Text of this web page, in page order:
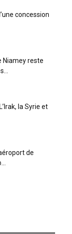
concession
Niamey reste
la Syrie et
de